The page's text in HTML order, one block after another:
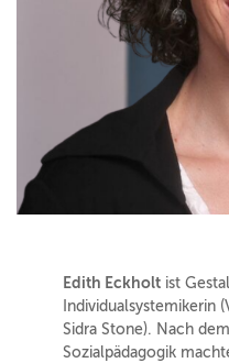
Edith Eckholtist
Individualsystemikerin
Sidra Stone). Nach
Sozialpädagogik